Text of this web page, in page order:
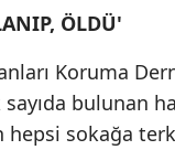
ÖLDÜ'
Koruma
bulunan
hepsi sokağa